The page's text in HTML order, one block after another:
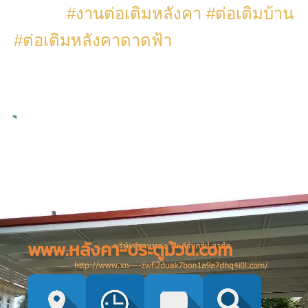
#งานต่อเติมหลังคา #ต่อเติมบ้าน
#ต่อเติมหลังคาดาดฟ้า
www.หลังคา-ประตูม้วน.com